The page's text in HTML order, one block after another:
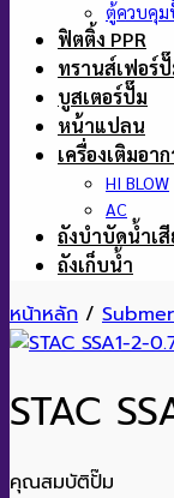
ตู้ควบคุม
ฟิตติ้ง PPR
ทรานส์เฟอร์
บูสเตอร์ปั๊ม
หน้าแปลน
เครื่องเติมอา
HI BLOW
AC
ถังบำบัดน้ำเสี
ถังเก็บน้ำ
หน้าหลัก /
STAC
คุณสมบัติปั๊ม